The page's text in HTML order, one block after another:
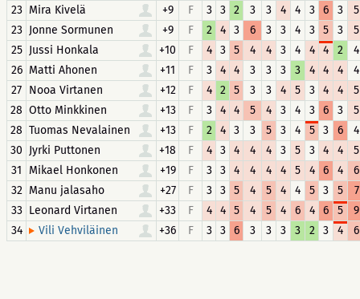
23 Mira Kivelä +9 F 3 3 2 3 3 4 4 3 6 3
5
23 Jonne Sormunen +9 F 2 4 3 6 3 3 4 3 5 3
5
25 Jussi Honkala +10 F 4 3 5 4 4 3 4 4 4 2
4
26 Matti Ahonen +11 F 3 4 4 3 3 3 3 4 4 4
4
27 Nooa Virtanen +12 F 4 2 5 3 3 4 5 3 4 4
5
28 Otto Minkkinen +13 F 3 4 4 5 4 3 4 3 6 3
5
28 Tuomas Nevalainen +13 F 2 4 3 3 5 3 4 5 3 6
4
30 Jyrki Puttonen +18 F 4 3 4 4 4 3 5 3 4 4
5
31
Mikael Honkonen +19 F 3 3 4 4 4 4 5 4 6 4
6
32 Manu jalasaho +27 F 3 3 5 4 5 4 4 5 3 5
7
33 Leonard Virtanen +33 F 4 4 5 4 5 4 6 4 6 5
9
34
Vili Vehviläinen +36 F 3 3 6 3 3 3 3 2 3 4 6